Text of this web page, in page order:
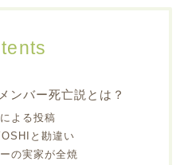
ンバー死亡説とは？
よる投稿
と勘違い
の実家が全焼